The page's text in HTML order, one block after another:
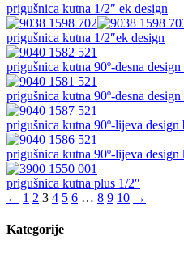
prigušnica kutna 1/2″ ek design
prigušnica kutna 1/2″ek design
prigušnica kutna 90º-desna design
prigušnica kutna 90º-desna
prigušnica kutna 90º-lijeva design
prigušnica kutna 90º-lijeva
prigušnica kutna plus 1/2″
← 1 2 3 4 5 6 … 8 9 10 →
Kategorije